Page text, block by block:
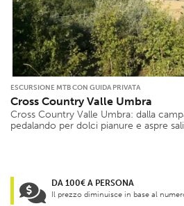
ESCURSIONE MTB CON GUIDA PRIVATA
Cross Country Valle Umbra
Cross Country Valle Umbra: dalla
pedalando per dolci pianure e aspre
DA 100€ A PERSONA
Il prezzo diminuisce in base al